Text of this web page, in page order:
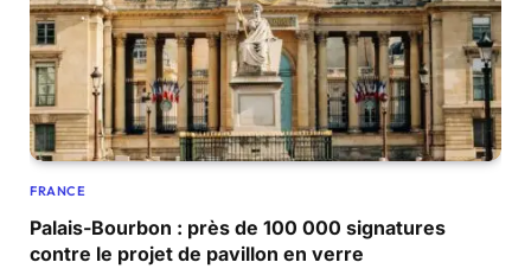
FRANCE
Palais-Bourbon : près de 100 000 signatures
contre le projet de pavillon en verre